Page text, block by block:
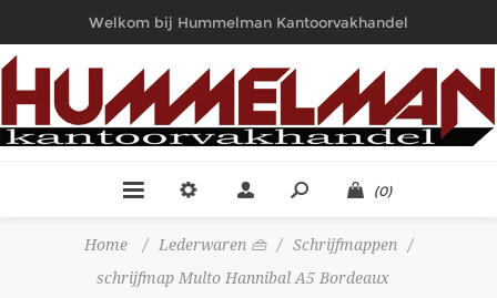
Welkom bij Hummelman Kantoorvakhandel
(0)
Home / Lederwaren 👜 / Schrijfmappen
/
schrijfmap Multo Hannibal A5 Bordeaux